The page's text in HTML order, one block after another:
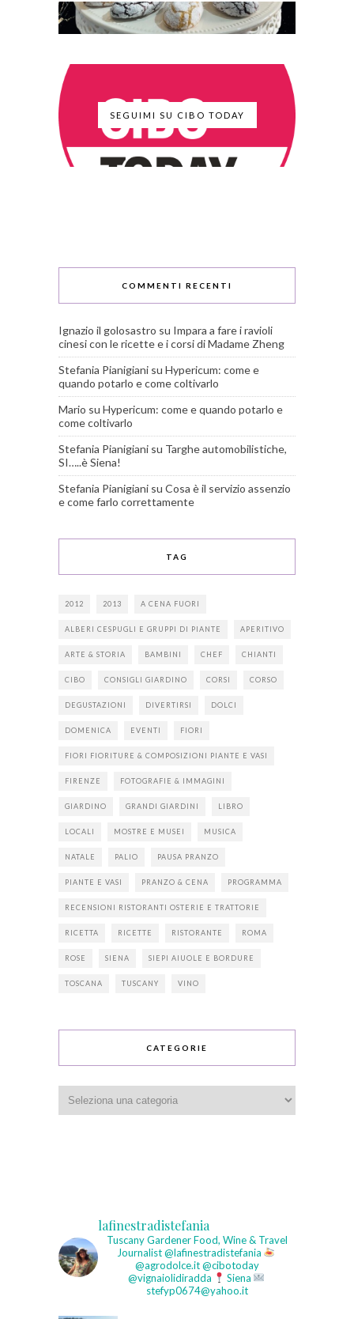
SEGUIMI SU CIBO TODAY
COMMENTI RECENTI
Ignazio il golosastro su Impara a fare i ravioli
cinesi con le ricette e i corsi di Madame Zheng
Stefania Pianigiani su Hypericum: come e
quando potarlo e come coltivarlo
Mario su Hypericum: come e quando potarlo e
come coltivarlo
Stefania Pianigiani su Targhe automobilistiche,
SI…..è Siena!
Stefania Pianigiani su Cosa è il servizio assenzio
e come farlo correttamente
TAG
2012 2013 A CENA FUORI
ALBERI CESPUGLI E GRUPPI DI PIANTE APERITIVO
ARTE & STORIA BAMBINI CHEF CHIANTI
CIBO CONSIGLI GIARDINO CORSI CORSO
DEGUSTAZIONI DIVERTIRSI DOLCI
DOMENICA EVENTI FIORI
FIORI FIORITURE & COMPOSIZIONI PIANTE E VASI
FIRENZE FOTOGRAFIE & IMMAGINI
GIARDINO GRANDI GIARDINI LIBRO
LOCALI MOSTRE E MUSEI MUSICA
NATALE PALIO PAUSA PRANZO
PIANTE E VASI PRANZO & CENA PROGRAMMA
RECENSIONI RISTORANTI OSTERIE E TRATTORIE
RICETTA RICETTE RISTORANTE ROMA
ROSE SIENA SIEPI AIUOLE E BORDURE
TOSCANA TUSCANY VINO
CATEGORIE
lafinestradistefania
Tuscany GardenerFood, Wine & Travel
Journalist@lafinestradistefania
@agrodolce.it @cibotoday
@vignaiolidiradda
Siena
stefyp0674@yahoo.it